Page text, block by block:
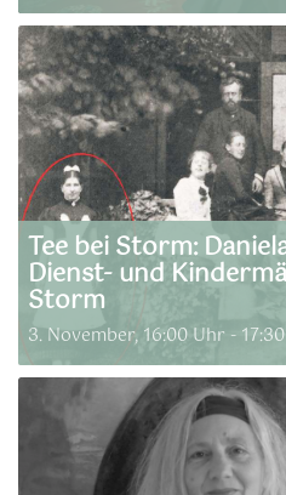
Tee bei Storm:
Dienst- und
Storm
3. November, 16:00 Uhr -